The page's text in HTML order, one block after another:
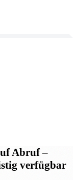
Abruf–
verfügbar